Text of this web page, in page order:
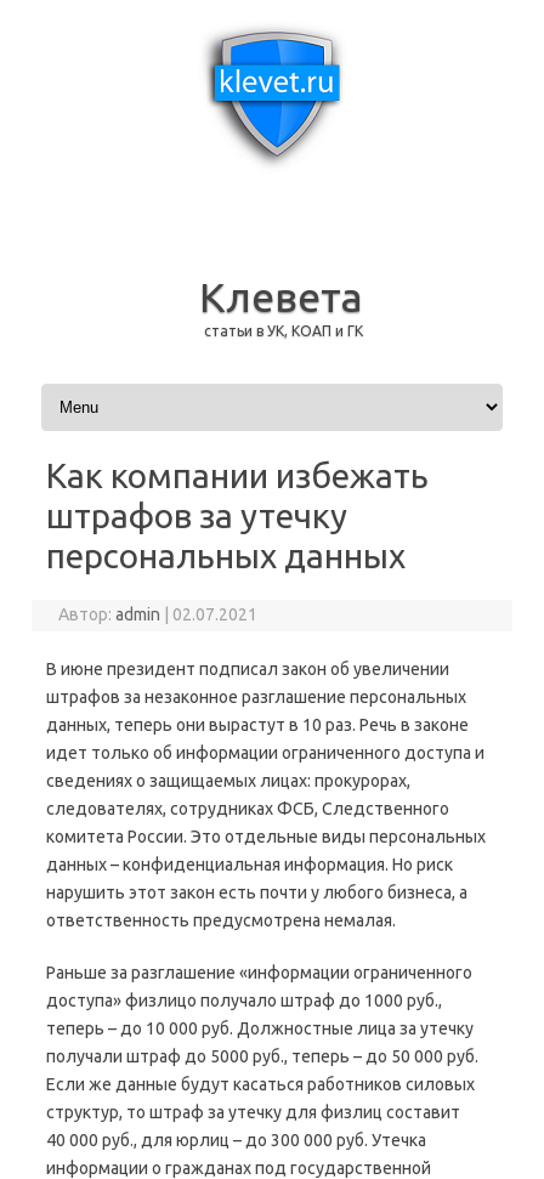
Клевета
статьи в УК, КОАП и ГК
Перейти к содержимому
Как компании избежать
штрафов за утечку
персональных данных
Автор:admin 02.07.2021
В июне президент подписал закон об увеличении
штрафов за незаконное разглашение персональных
данных, теперь они вырастут в 10 раз. Речь в законе
идет только об информации ограниченного доступа и
сведениях о защищаемых лицах: прокурорах,
следователях, сотрудниках ФСБ, Следственного
комитета России. Это отдельные виды персональных
данных – конфиденциальная информация. Но риск
нарушить этот закон есть почти у любого бизнеса, а
ответственность предусмотрена немалая.
Раньше за разглашение «информации ограниченного
доступа» физлицо получало штраф до 1000 руб.,
теперь – до 10 000 руб. Должностные лица за утечку
получали штраф до 5000 руб., теперь – до 50 000 руб.
Если же данные будут касаться работников силовых
структур, то штраф за утечку для физлиц составит
40 000 руб., для юрлиц – до 300 000 руб. Утечка
информации о гражданах под государственной